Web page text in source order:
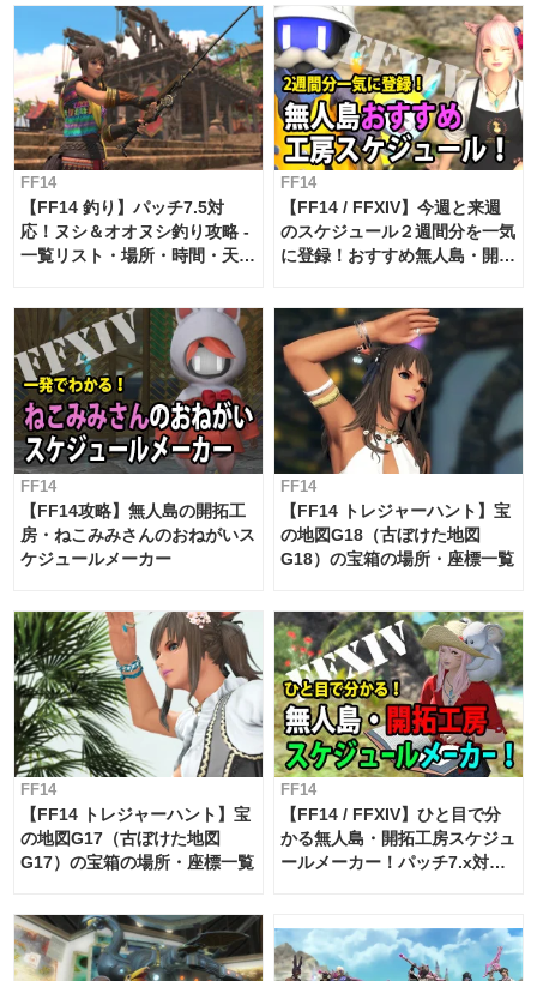
FF14
【FF14 釣り】パッチ7.5対
応！ヌシ＆オオヌシ釣り攻略 -
一覧リスト・場所・時間・天
FF14
【FF14 / FFXIV】今週と来週
のスケジュール２週間分を一気
に登録！おすすめ無人島・開拓
対応 / 毎週更新中】
FF14
【FF14攻略】無人島の開拓工
房・ねこみみさんのおねがいス
ケジュールメーカー
FF14
【FF14 トレジャーハント】宝
の地図G18（古ぼけた地図
G18）の宝箱の場所・座標一覧
FF14
【FF14 トレジャーハント】宝
の地図G17（古ぼけた地図
G17）の宝箱の場所・座標一覧
FF14
【FF14 / FFXIV】ひと目で分
かる無人島・開拓工房スケジュ
ールメーカー！パッチ7.x対応